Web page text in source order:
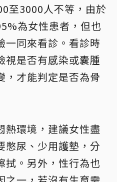
至3000人不等，由於
為女性患者，但也
一同來看診。看診時
視是否有感染或囊腫
，才能判定是否為骨
熱環境，建議女性盡
憋尿、少用護墊，分
拭。另外，性行為也